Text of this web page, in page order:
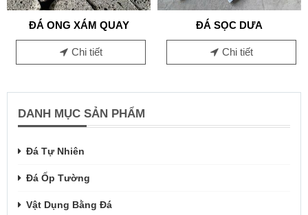
ĐÁ ONG XÁM QUAY
Chi tiết
ĐÁ SỌC DƯA
Chi tiết
DANH MỤC SẢN PHẨM
Đá Tự Nhiên
Đá Ốp Tường
Vật Dụng Bằng Đá